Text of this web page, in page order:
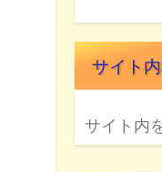
サイト